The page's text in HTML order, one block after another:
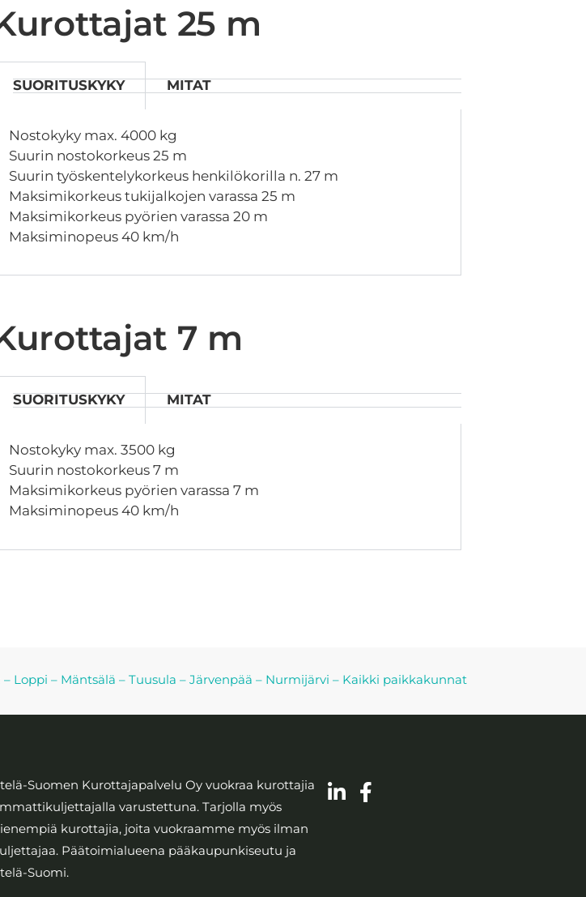
25 m
SUORITUSKYKY MITAT
Nostokyky max. 4000 kg
Suurin nostokorkeus 25 m
Suurin työskentelykorkeus henkilökorilla n. 27 m
Maksimikorkeus tukijalkojen varassa 25 m
Maksimikorkeus pyörien varassa 20 m
Maksiminopeus 40 km/h
7 m
SUORITUSKYKY MITAT
Nostokyky max. 3500 kg
Suurin nostokorkeus 7 m
Maksimikorkeus pyörien varassa 7 m
Maksiminopeus 40 km/h
– Loppi – Mäntsälä – Tuusula – Järvenpää – Nurmijärvi – Kaikki paikkakunnat
Suomen Kurottajapalvelu Oy vuokraa kurottajia
varustettuna. Tarjolla myös
kurottajia, joita vuokraamme myös ilman
Päätoimialueena pääkaupunkiseutu ja
Suomi.